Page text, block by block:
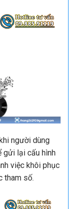
người dùng
gửi lại cấu hình
việc khôi phục
tham số.